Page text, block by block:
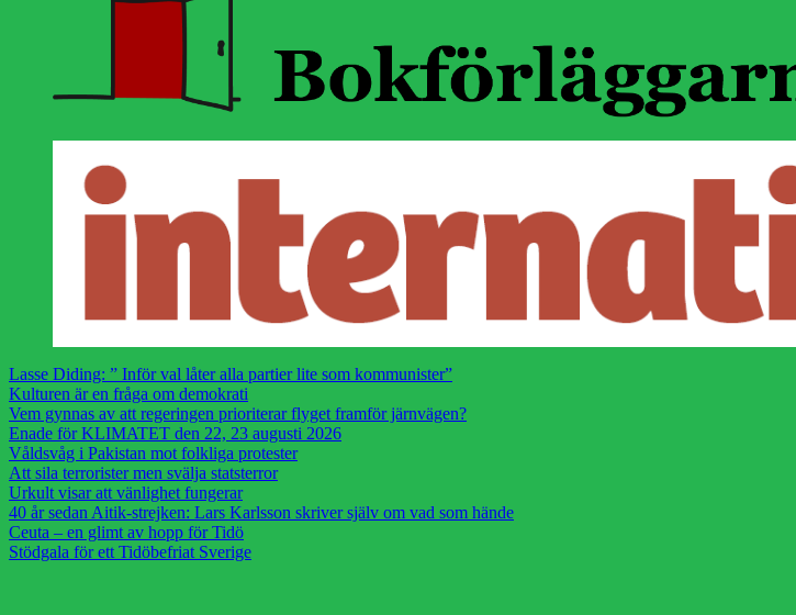
Lasse Diding: ” Inför val låter alla partier lite som kommunister”
Kulturen är en fråga om demokrati
Vem gynnas av att regeringen prioriterar flyget framför järnvägen?
Enade för KLIMATET den 22, 23 augusti 2026
Våldsvåg i Pakistan mot folkliga protester
Att sila terrorister men svälja statsterror
Urkult visar att vänlighet fungerar
40 år sedan Aitik-strejken: Lars Karlsson skriver själv om vad som hände
Ceuta – en glimt av hopp för Tidö
Stödgala för ett Tidöbefriat Sverige